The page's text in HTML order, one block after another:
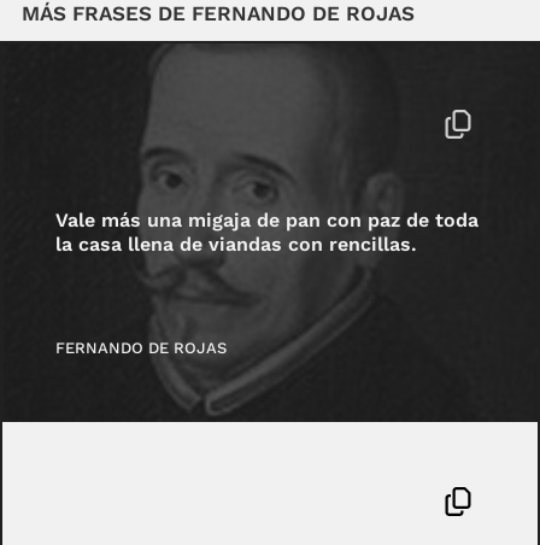
MÁS FRASES DE FERNANDO DE ROJAS
Vale más una migaja de pan con paz de toda
la casa llena de viandas con rencillas.
FERNANDO DE ROJAS